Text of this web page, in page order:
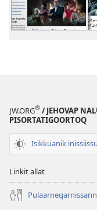
JW.ORG® / JEHOVAP
PISORTATIGOORTOQ
Isikkuanik
Linkit allat